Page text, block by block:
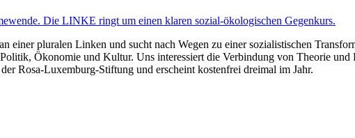
Die LINKE ringt um einen klaren sozial-ökologischen Gegenkurs.
einer pluralen Linken und sucht nach Wegen zu einer sozialistischen
Ökonomie und Kultur. Uns interessiert die Verbindung von Theorie
Rosa-Luxemburg-Stiftung und erscheint kostenfrei dreimal im Jahr.